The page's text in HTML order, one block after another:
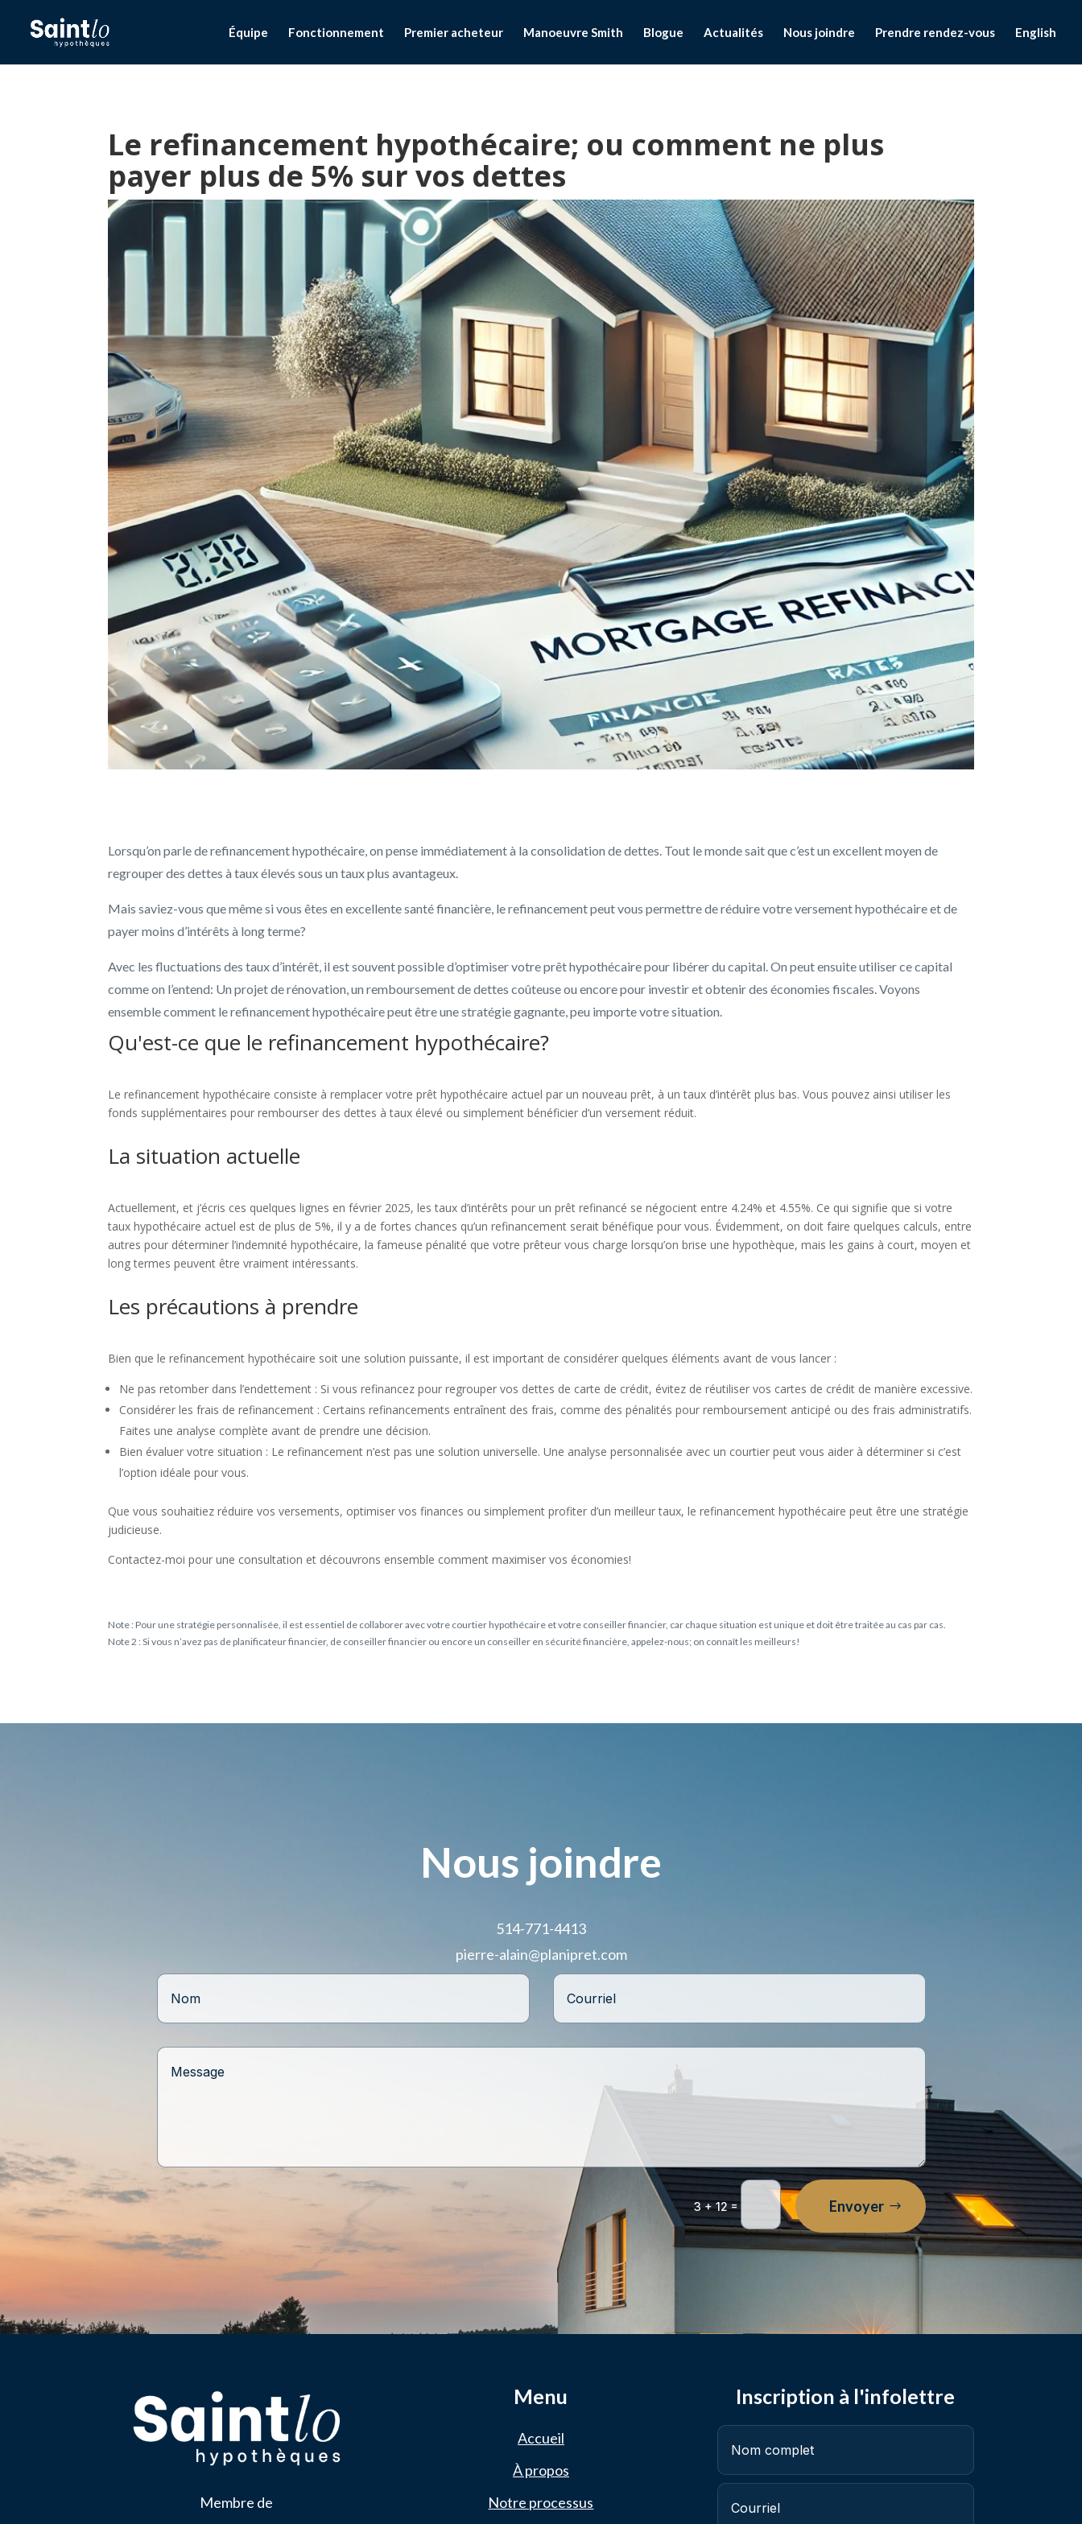
Équipe Fonctionnement Premier acheteur Manoeuvre Smith Blogue Actualités Nous joindre Prendre rendez-vous English
Le refinancement hypothécaire; ou comment ne plus
payer plus de 5% sur vos dettes
Lorsqu’on parle de refinancement hypothécaire, on pense immédiatement à la consolidation de dettes. Tout le monde sait que c’est un excellent moyen de
regrouper des dettes à taux élevés sous un taux plus avantageux.
Mais saviez-vous que même si vous êtes en excellente santé financière, le refinancement peut vous permettre de réduire votre versement hypothécaire et de
payer moins d’intérêts à long terme?
Avec les fluctuations des taux d’intérêt, il est souvent possible d’optimiser votre prêt hypothécaire pour libérer du capital. On peut ensuite utiliser ce capital
comme on l’entend: Un projet de rénovation, un remboursement de dettes coûteuse ou encore pour investir et obtenir des économies fiscales. Voyons
ensemble comment le refinancement hypothécaire peut être une stratégie gagnante, peu importe votre situation.
Qu'est-ce que le refinancement hypothécaire?
Le refinancement hypothécaire consiste à remplacer votre prêt hypothécaire actuel par un nouveau prêt, à un taux d’intérêt plus bas. Vous pouvez ainsi utiliser les
fonds supplémentaires pour rembourser des dettes à taux élevé ou simplement bénéficier d’un versement réduit.
La situation actuelle
Actuellement, et j’écris ces quelques lignes en février 2025, les taux d’intérêts pour un prêt refinancé se négocient entre 4.24% et 4.55%. Ce qui signifie que si votre
taux hypothécaire actuel est de plus de 5%, il y a de fortes chances qu’un refinancement serait bénéfique pour vous. Évidemment, on doit faire quelques calculs, entre
autres pour déterminer l’indemnité hypothécaire, la fameuse pénalité que votre prêteur vous charge lorsqu’on brise une hypothèque, mais les gains à court, moyen et
long termes peuvent être vraiment intéressants.
Les précautions à prendre
Bien que le refinancement hypothécaire soit une solution puissante, il est important de considérer quelques éléments avant de vous lancer :
Ne pas retomber dans l’endettement : Si vous refinancez pour regrouper vos dettes de carte de crédit, évitez de réutiliser vos cartes de crédit de manière excessive.
Considérer les frais de refinancement : Certains refinancements entraînent des frais, comme des pénalités pour remboursement anticipé ou des frais administratifs.
Faites une analyse complète avant de prendre une décision.
Bien évaluer votre situation : Le refinancement n’est pas une solution universelle. Une analyse personnalisée avec un courtier peut vous aider à déterminer si c’est
l’option idéale pour vous.
Que vous souhaitiez réduire vos versements, optimiser vos finances ou simplement profiter d’un meilleur taux, le refinancement hypothécaire peut être une stratégie
judicieuse.
Contactez-moi pour une consultation et découvrons ensemble comment maximiser vos économies!
Note : Pour une stratégie personnalisée, il est essentiel de collaborer avec votre courtier hypothécaire et votre conseiller financier, car chaque situation est unique et doit être traitée au cas par cas.
Note 2 : Si vous n’avez pas de planificateur financier, de conseiller financier ou encore un conseiller en sécurité financière, appelez-nous; on connaît les meilleurs!
Nous joindre
514-771-4413
pierre-alain@planipret.com
3 + 12= Envoyer
Membre de
Menu
Accueil
À propos
Notre processus
Inscription à l'infolettre